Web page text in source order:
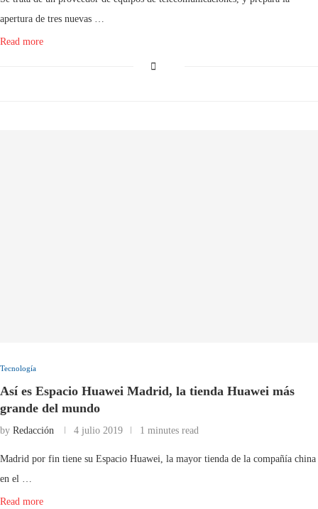
apertura de tres nuevas …
Read more
Tecnología
Así es Espacio Huawei Madrid, la tienda Huawei más
grande del mundo
by Redacción 4 julio 2019 1 minutes read
Madrid por fin tiene su Espacio Huawei, la mayor tienda de la compañía china
en el …
Read more